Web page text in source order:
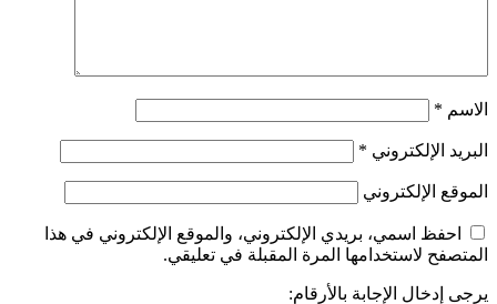
الاسم *
البريد الإلكتروني *
الموقع الإلكتروني
احفظ اسمي، بريدي الإلكتروني، والموقع الإلكتروني في هذا
المتصفح لاستخدامها المرة المقبلة في تعليقي.
يرجى إدخال الإجابة بالأرقام: